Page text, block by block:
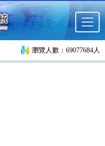
瀏覽人數：69077684人